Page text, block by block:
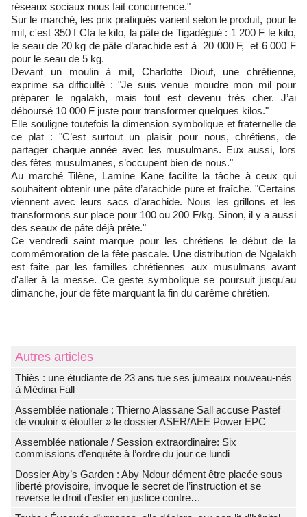
réseaux sociaux nous fait concurrence."
Sur le marché, les prix pratiqués varient selon le produit, pour le
mil, c'est 350 f Cfa le kilo, la pâte de Tigadégué : 1 200 F le kilo,
le seau de 20 kg de pâte d’arachide est à 20 000 F, et 6 000 F
pour le seau de 5 kg.
Devant un moulin à mil, Charlotte Diouf, une chrétienne,
exprime sa difficulté : "Je suis venue moudre mon mil pour
préparer le ngalakh, mais tout est devenu très cher. J’ai
déboursé 10 000 F juste pour transformer quelques kilos."
Elle souligne toutefois la dimension symbolique et fraternelle de
ce plat : "C’est surtout un plaisir pour nous, chrétiens, de
partager chaque année avec les musulmans. Eux aussi, lors
des fêtes musulmanes, s’occupent bien de nous."
Au marché Tilène, Lamine Kane facilite la tâche à ceux qui
souhaitent obtenir une pâte d’arachide pure et fraîche. "Certains
viennent avec leurs sacs d’arachide. Nous les grillons et les
transformons sur place pour 100 ou 200 F/kg. Sinon, il y a aussi
des seaux de pâte déjà prête."
Ce vendredi saint marque pour les chrétiens le début de la
commémoration de la fête pascale. Une distribution de Ngalakh
est faite par les familles chrétiennes aux musulmans avant
d'aller à la messe. Ce geste symbolique se poursuit jusqu'au
dimanche, jour de fête marquant la fin du carême chrétien.
Autres articles
Thiès : une étudiante de 23 ans tue ses jumeaux nouveau-nés
à Médina Fall
Assemblée nationale : Thierno Alassane Sall accuse Pastef
de vouloir « étouffer » le dossier ASER/AEE Power EPC
Assemblée nationale / Session extraordinaire: Six
commissions d’enquête à l’ordre du jour ce lundi
Dossier Aby’s Garden : Aby Ndour dément être placée sous
liberté provisoire, invoque le secret de l’instruction et se
reverse le droit d’ester en justice contre…